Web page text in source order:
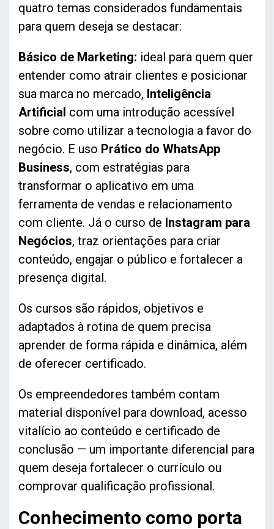
quatro temas considerados fundamentais
para quem deseja se destacar:
Básico de Marketing: ideal para quem quer
entender como atrair clientes e posicionar
sua marca no mercado, Inteligência
Artificial com uma introdução acessível
sobre como utilizar a tecnologia a favor do
negócio. E uso Prático do WhatsApp
Business, com estratégias para
transformar o aplicativo em uma
ferramenta de vendas e relacionamento
com cliente. Já o curso de Instagram para
Negócios, traz orientações para criar
conteúdo, engajar o público e fortalecer a
presença digital.
Os cursos são rápidos, objetivos e
adaptados à rotina de quem precisa
aprender de forma rápida e dinâmica, além
de oferecer certificado.
Os empreendedores também contam
material disponível para download, acesso
vitalício ao conteúdo e certificado de
conclusão — um importante diferencial para
quem deseja fortalecer o currículo ou
comprovar qualificação profissional.
Conhecimento como porta